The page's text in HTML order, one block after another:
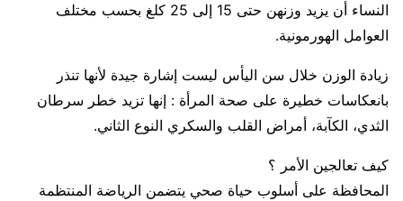
النساء أن يزيد وزنهن حتى 15 إلى 25 كلغ بحسب مختلف
العوامل الهورمونية.
زيادة الوزن خلال سن اليأس ليست إشارة جيدة لأنها تنذر
بانعكاسات خطيرة على صحة المرأة : إنها تزيد خطر سرطان
الثدي، الكآبة، أمراض القلب والسكري النوع الثاني.
كيف تعالجين الأمر ؟
المحافظة على أسلوب حياة صحي يتضمن الرياضة المنتظمة